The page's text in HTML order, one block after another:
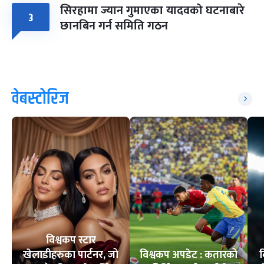
३ सिरहामा ज्यान गुमाएका यादवको घटनाबारे
छानबिन गर्न समिति गठन
वेबस्टोरिज
विश्वकप स्टार
खेलाडीहरुका पार्टनर, जो
विश्वकप अपडेट : कतारको